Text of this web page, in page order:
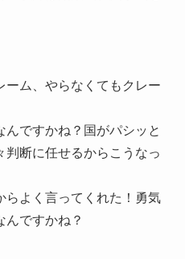
ーム、やらなくてもクレー
ですかね？国がパシッと
判断に任せるからこうなっ
らよく言ってくれた！勇気
んですかね？